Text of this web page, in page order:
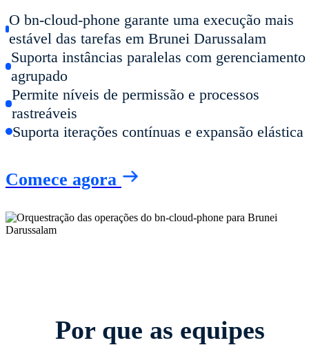
O bn-cloud-phone garante uma execução mais
estável das tarefas em Brunei Darussalam
Suporta instâncias paralelas com gerenciamento
agrupado
Permite níveis de permissão e processos
rastreáveis
Suporta iterações contínuas e expansão elástica
Comece agora
Por que as equipes